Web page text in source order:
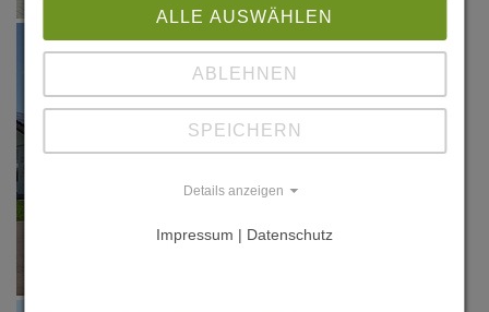
ALLE AUSWÄHLEN
ABLEHNEN
SPEICHERN
Details anzeigen
Impressum | Datenschutz